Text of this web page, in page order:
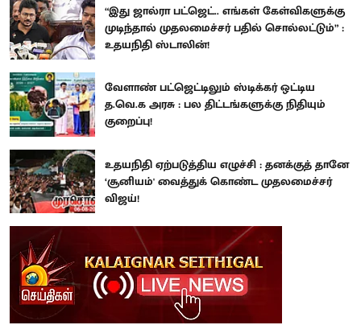
“இது ஜால்ரா பட்ஜெட்.. எங்கள் கேள்விகளுக்கு
முடிந்தால் முதலமைச்சர் பதில் சொல்லட்டும்” :
உதயநிதி ஸ்டாலின்!
வேளாண் பட்ஜெட்டிலும் ஸ்டிக்கர் ஒட்டிய
த.வெ.க அரசு : பல திட்டங்களுக்கு நிதியும்
குறைப்பு!
உதயநிதி ஏற்படுத்திய எழுச்சி : தனக்குத் தானே
‘சூனியம்' வைத்துக் கொண்ட முதலமைச்சர்
விஜய்!